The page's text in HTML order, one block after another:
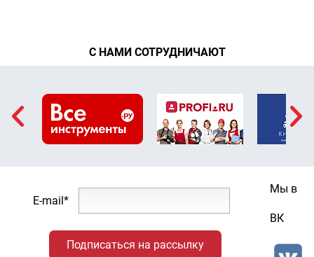
С НАМИ СОТРУДНИЧАЮТ
E-mail*
Мы в
ВК